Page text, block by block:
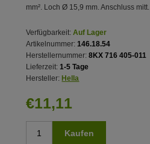
mm². Loch Ø 15,9 mm. Anschluss mitt.
Verfügbarkeit: Auf Lager
Artikelnummer: 146.18.54
Herstellernummer: 8KX 716 405-011
Lieferzeit: 1-5 Tage
Hersteller: Hella
€11,11
Kaufen